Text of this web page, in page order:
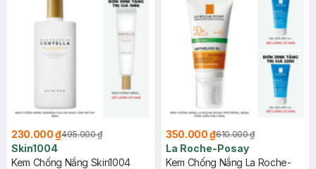
230.000 ₫495.000 ₫
Skin1004
Kem Chống Nắng Skin1004
350.000 ₫610.000 ₫
La Roche-Posay
Kem Chống Nắng La Roche-